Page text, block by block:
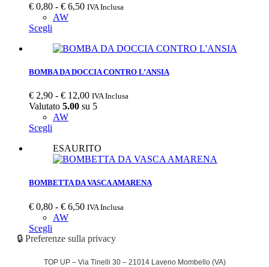
€ 0,80 - € 6,50 IVA Inclusa
AW
Scegli
BOMBA DA DOCCIA CONTRO L’ANSIA
€ 2,90 - € 12,00 IVA Inclusa
Valutato 5.00 su 5
AW
Scegli
ESAURITO
BOMBETTA DA VASCA AMARENA
€ 0,80 - € 6,50 IVA Inclusa
AW
Scegli
🔒 Preferenze sulla privacy
TOP UP – Via Tinelli 30 – 21014 Laveno Mombello (VA)